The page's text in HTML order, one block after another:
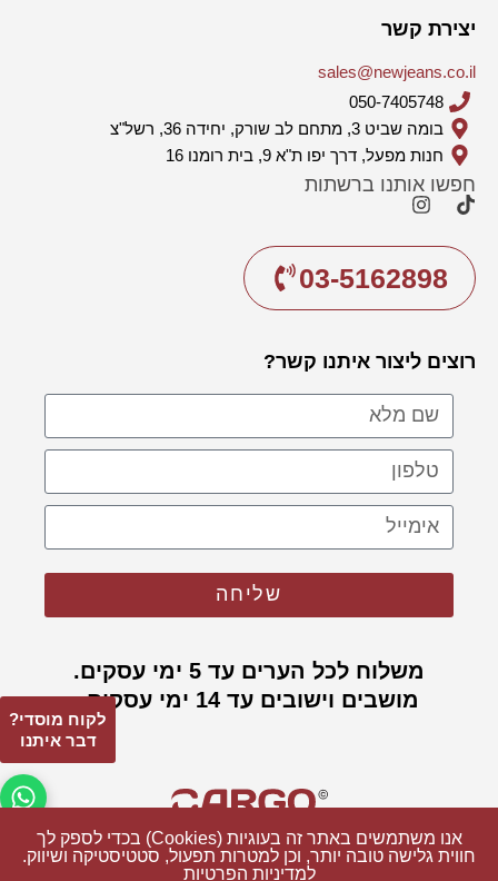
יצירת קשר
sales@newjeans.co.il
050-7405748
בומה שביט 3, מתחם לב שורק, יחידה 36, רשל"צ
חנות מפעל, דרך יפו ת"א 9, בית רומנו 16
חפשו אותנו ברשתות
03-5162898
רוצים ליצור איתנו קשר?
שליחה
משלוח לכל הערים עד 5 ימי עסקים.
מושבים וישובים עד 14 ימי עסקים.
© כל הזכויות שמורות ל CARGO
אנו משתמשים באתר זה בעוגיות (Cookies) בכדי לספק לך
חווית גלישה טובה יותר, וכן למטרות תפעול, סטטיסטיקה ושיווק.
למדיניות הפרטיות
אנו משתמשים באתר זה בעוגיות (Cookies) בכדי לספק לך
חווית גלישה טובה יותר, וכן למטרות תפעול, סטטיסטיקה ושיווק.
למדיניות הפרטיות
לקוח מוסדי?
דבר איתנו